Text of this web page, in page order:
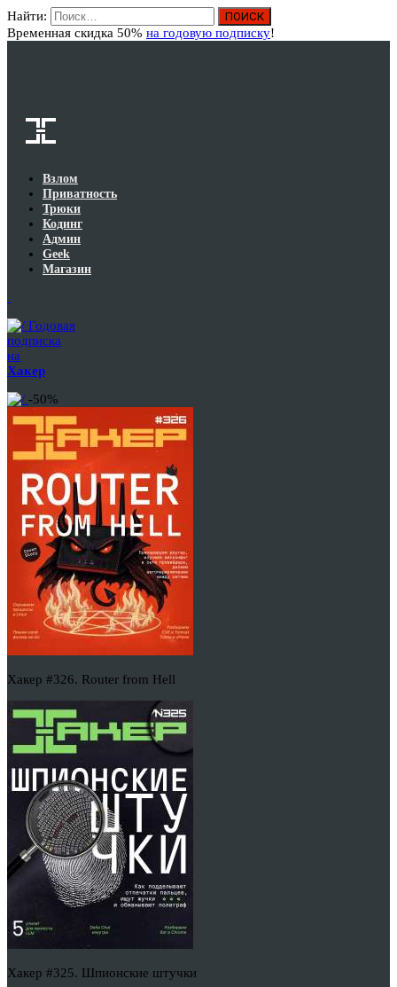
Найти:
Временная скидка 50% на годовую подписку!
Взлом
Приватность
Трюки
Кодинг
Админ
Geek
Магазин
Годовая
подписка
на
Хакер
-50%
Хакер #326. Router from Hell
Хакер #325. Шпионские штучки